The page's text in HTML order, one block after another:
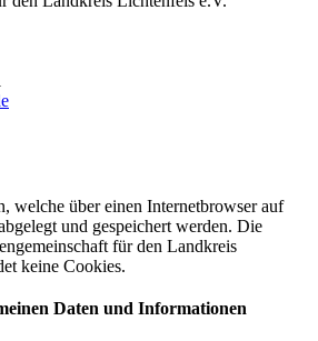
welche über einen Internetbrowser auf
und gespeichert werden. Die
für den Landkreis
keine Cookies.
Daten und Informationen